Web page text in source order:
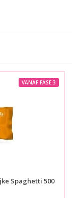
VANAF FASE 3
Spaghetti 500